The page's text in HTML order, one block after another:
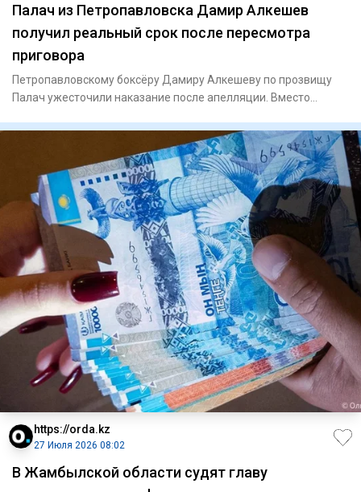
Палач из Петропавловска Дамир Алкешев
получил реальный срок после пересмотра
приговора
Петропавловскому боксёру Дамиру Алкешеву по прозвищу
Палач ужесточили наказание после апелляции. Вместо
https://orda.kz
27 Июля 2026 08:02
В Жамбылской области судят главу